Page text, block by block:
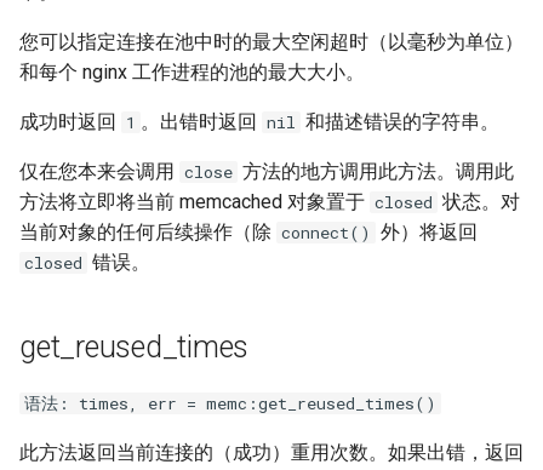
rewrite-status
rtmp
secure-token
security-headers
security
server-redirect
您可以指定连接在池中时的最大空闲超时（以毫秒为单位）
和每个 nginx 工作进程的池的最大大小。
成功时返回 1 。出错时返回 nil 和描述错误的字符串。
仅在您本来会调用 close 方法的地方调用此方法。调用此
方法将立即将当前 memcached 对象置于 closed 状态。对
当前对象的任何后续操作（除 connect() 外）将返回
closed 错误。
get_reused_times
语法: times, err = memc:get_reused_times()
此方法返回当前连接的（成功）重用次数。如果出错，返回